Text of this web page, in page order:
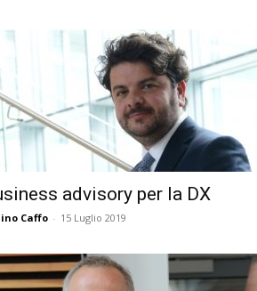
advisory per la DX
Caffo - 15 Luglio 2019